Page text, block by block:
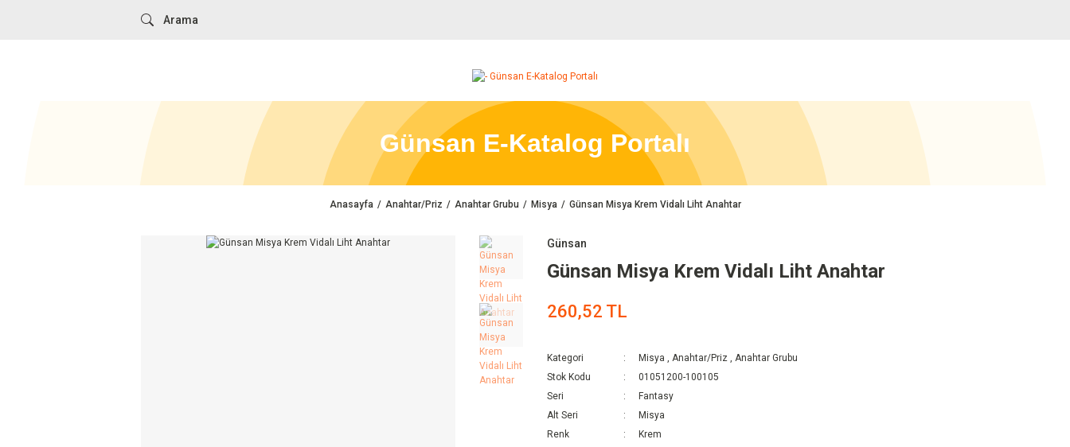
Günsan E-Katalog Portalı
Anasayfa Anahtar/Priz Anahtar Grubu Misya Günsan Misya Krem Vidalı Liht Anahtar
Günsan
Günsan Misya Krem Vidalı Liht Anahtar
260,52 TL
Kategori Misya , Anahtar/Priz , Anahtar Grubu
Stok Kodu
01051200-100105
Seri
Fantasy
Alt Seri
Misya
Renk
Krem